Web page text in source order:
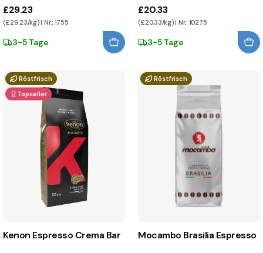
£29.23
(£29.23/kg) | Nr.: 1755
3-5 Tage
£20.33
(£20.33/kg) | Nr.: 10275
3-5 Tage
Röstfrisch
Topseller
Kenon Espresso Crema Bar
Röstfrisch
Mocambo Brasilia Espresso